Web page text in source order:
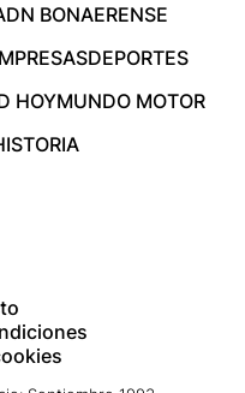
BONAERENSE
DEPORTES
HOYMUNDO MOTOR